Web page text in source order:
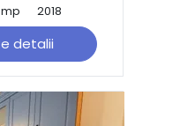
2018
detalii